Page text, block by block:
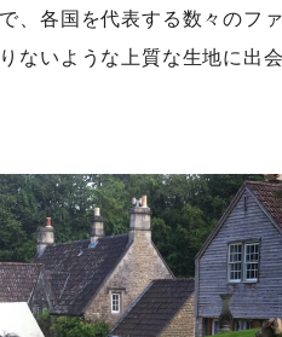
、各国を代表する数々のフ
ないような上質な生地に出